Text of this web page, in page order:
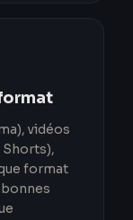
vidéos
Shorts),
format